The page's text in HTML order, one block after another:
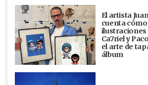
El artista
cuenta
ilustraciones
Ca7riel y
el arte de
álbum